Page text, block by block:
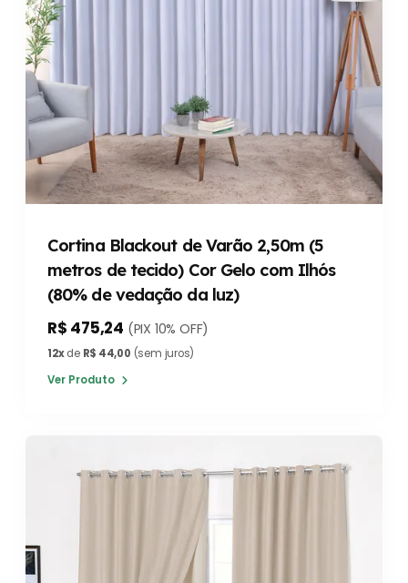
Cortina Blackout de Varão 2,50m (5
metros de tecido) Cor Gelo com Ilhós
(80% de vedação da luz)
R$ 475,24 (PIX 10% OFF)
12xde R$ 44,00 (sem juros)
Ver Produto